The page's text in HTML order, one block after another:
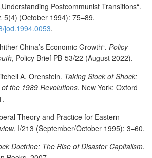
Postcommunist Transitions“.
5(4) (October 1994): 75–89.
jod.1994.0053.
China’s Economic Growth“. Policy
, Policy Brief PB-53/22 (August 2022).
A. Orenstein. Taking Stock of Shock:
the 1989 Revolutions. New York: Oxford
Theory and Practice for Eastern
, I/213 (September/October 1995): 3–60.
Doctrine: The Rise of Disaster Capitalism.